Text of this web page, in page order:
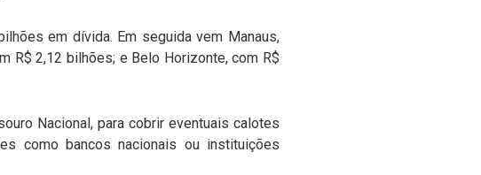
em dívida. Em seguida vem Manaus,
R$ 2,12 bilhões; e Belo Horizonte, com R$
Nacional, para cobrir eventuais calotes
como bancos nacionais ou instituições